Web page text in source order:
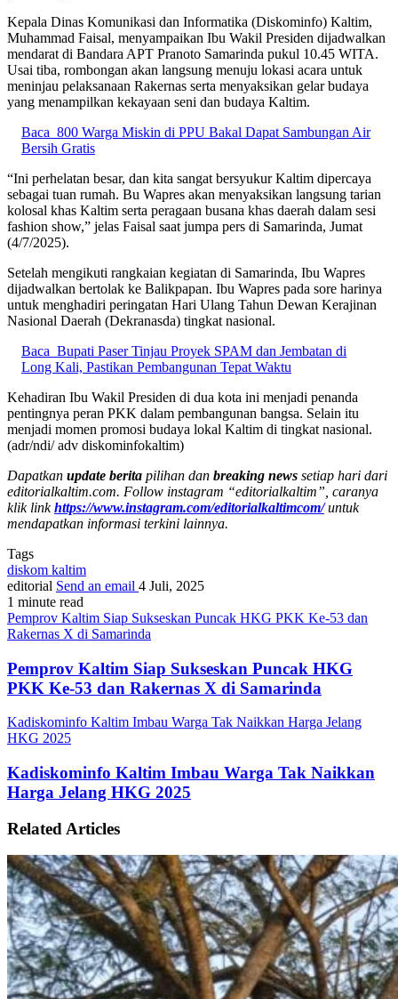
Kepala Dinas Komunikasi dan Informatika (Diskominfo) Kaltim,
Muhammad Faisal, menyampaikan Ibu Wakil Presiden dijadwalkan
mendarat di Bandara APT Pranoto Samarinda pukul 10.45 WITA.
Usai tiba, rombongan akan langsung menuju lokasi acara untuk
meninjau pelaksanaan Rakernas serta menyaksikan gelar budaya
yang menampilkan kekayaan seni dan budaya Kaltim.
Baca 800 Warga Miskin di PPU Bakal Dapat Sambungan Air
Bersih Gratis
“Ini perhelatan besar, dan kita sangat bersyukur Kaltim dipercaya
sebagai tuan rumah. Bu Wapres akan menyaksikan langsung tarian
kolosal khas Kaltim serta peragaan busana khas daerah dalam sesi
fashion show,” jelas Faisal saat jumpa pers di Samarinda, Jumat
(4/7/2025).
Setelah mengikuti rangkaian kegiatan di Samarinda, Ibu Wapres
dijadwalkan bertolak ke Balikpapan. Ibu Wapres pada sore harinya
untuk menghadiri peringatan Hari Ulang Tahun Dewan Kerajinan
Nasional Daerah (Dekranasda) tingkat nasional.
Baca Bupati Paser Tinjau Proyek SPAM dan Jembatan di
Long Kali, Pastikan Pembangunan Tepat Waktu
Kehadiran Ibu Wakil Presiden di dua kota ini menjadi penanda
pentingnya peran PKK dalam pembangunan bangsa. Selain itu
menjadi momen promosi budaya lokal Kaltim di tingkat nasional.
(adr/ndi/ adv diskominfokaltim)
Dapatkan update berita pilihan dan breaking news setiap hari dari
editorialkaltim.com. Follow instagram “editorialkaltim”, caranya
klik linkhttps://www.instagram.com/editorialkaltimcom/untuk
mendapatkan informasi terkini lainnya.
Tags
diskom kaltim
editorial Send an email 4 Juli, 2025
1 minute read
Pemprov Kaltim Siap Sukseskan Puncak HKG PKK Ke-53 dan
Rakernas X di Samarinda
Pemprov Kaltim Siap Sukseskan Puncak HKG
PKK Ke-53 dan Rakernas X di Samarinda
Kadiskominfo Kaltim Imbau Warga Tak Naikkan Harga Jelang
HKG 2025
Kadiskominfo Kaltim Imbau Warga Tak Naikkan
Harga Jelang HKG 2025
Related Articles